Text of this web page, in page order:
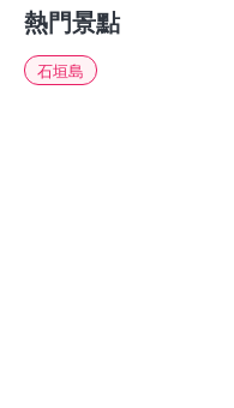
熱門景點
石垣島